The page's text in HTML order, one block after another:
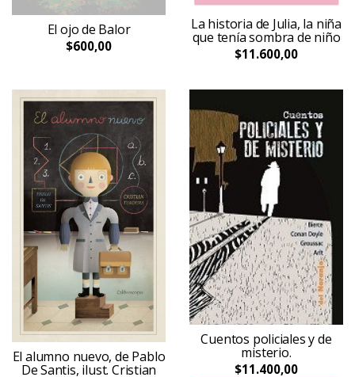
El ojo de Balor
$600,00
La historia de Julia, la niña
que tenía sombra de niño
$11.600,00
El alumno nuevo, de Pablo
De Santis, ilust. Cristian
Cuentos policiales y de
misterio.
$11.400,00